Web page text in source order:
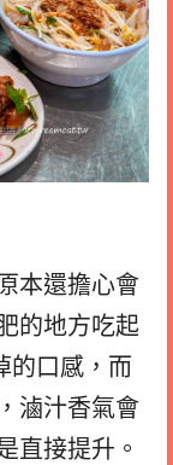
本還擔心會
的地方吃起
的口感，而
滷汁香氣會
直接提升。